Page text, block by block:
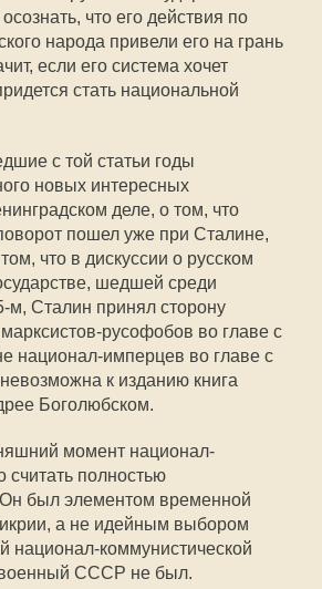
что его действия по
народа привели его на грань
если его система хочет
стать национальной
с той статьи годы
новых интересных
деле, о том, что
пошел уже при Сталине,
что в дискуссии о русском
шедшей среди
м, Сталин принял сторону
русофобов во главе с
национал-имперцев во главе с
к изданию книга
Боголюбском.
момент национал-
считать полностью
был элементом временной
а не идейным выбором
национал-коммунистической
СССР не был.